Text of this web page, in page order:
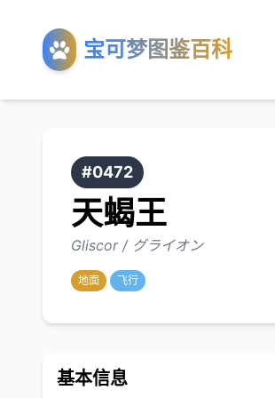
宝可梦图鉴百科
#0472
天蝎王
Gliscor / グライオン
地面 飞行
基本信息